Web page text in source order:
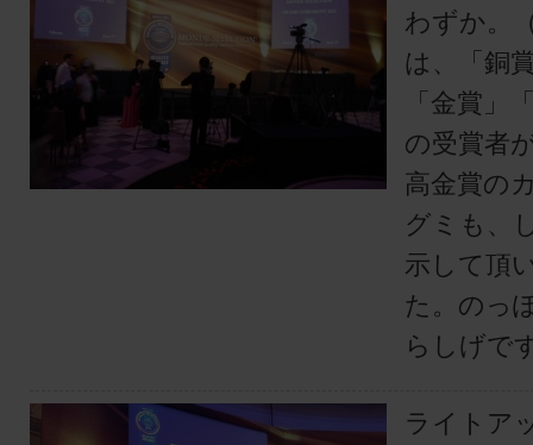
わずか。
は、「銅
「金賞」
の受賞者
高金賞の
グミも、
示して頂
た。のっ
らしげで
ライトア